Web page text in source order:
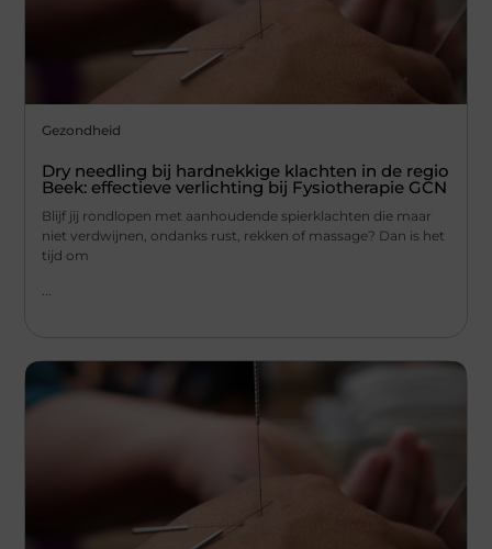
Gezondheid
Dry needling bij hardnekkige klachten in de regio
Beek: effectieve verlichting bij Fysiotherapie GCN
Blijf jij rondlopen met aanhoudende spierklachten die maar
niet verdwijnen, ondanks rust, rekken of massage? Dan is het
tijd om
...